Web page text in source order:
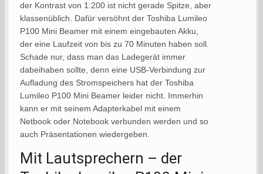
der Kontrast von 1:200 ist nicht gerade Spitze, aber
klassenüblich. Dafür versöhnt der Toshiba Lumileo
P100 Mini Beamer mit einem eingebauten Akku,
der eine Laufzeit von bis zu 70 Minuten haben soll.
Schade nur, dass man das Ladegerät immer
dabeihaben sollte, denn eine USB-Verbindung zur
Aufladung des Stromspeichers hat der Toshiba
Lumileo P100 Mini Beamer leider nicht. Immerhin
kann er mit seinem Adapterkabel mit einem
Netbook oder Notebook verbunden werden und so
auch Präsentationen wiedergeben.
Mit Lautsprechern – der